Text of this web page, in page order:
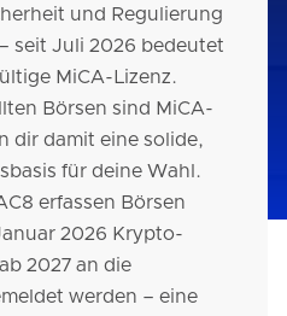
und Regulierung
seit Juli 2026 bedeutet
MiCA-Lizenz.
Börsen sind MiCA-
dir damit eine solide,
für deine Wahl.
erfassen Börsen
2026 Krypto-
2027 an die
werden – eine